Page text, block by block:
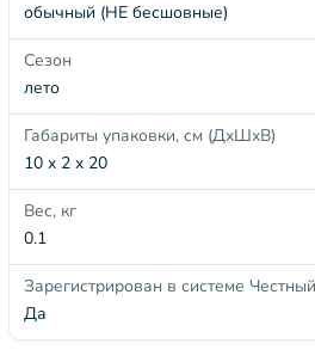
обычный (НЕ бесшовные)
Сезон
лето
Габариты упаковки, см (ДхШхВ)
10 x 2 x 20
Вес, кг
0.1
Зарегистрирован в системе
Да